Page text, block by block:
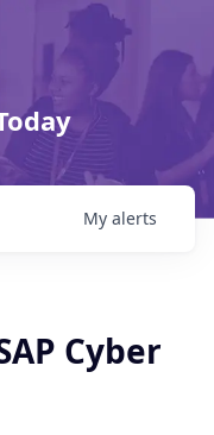
My alerts
Cyber